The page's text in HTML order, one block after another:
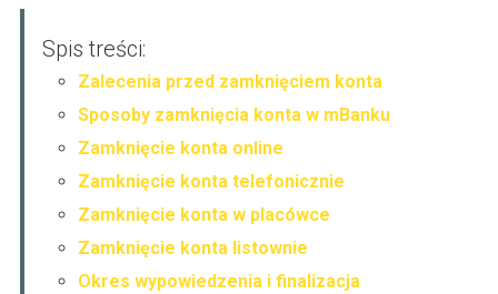
Spis treści:
Zalecenia przed zamknięciem konta
Sposoby zamknięcia konta w mBanku
Zamknięcie konta online
Zamknięcie konta telefonicznie
Zamknięcie konta w placówce
Zamknięcie konta listownie
Okres wypowiedzenia i finalizacja